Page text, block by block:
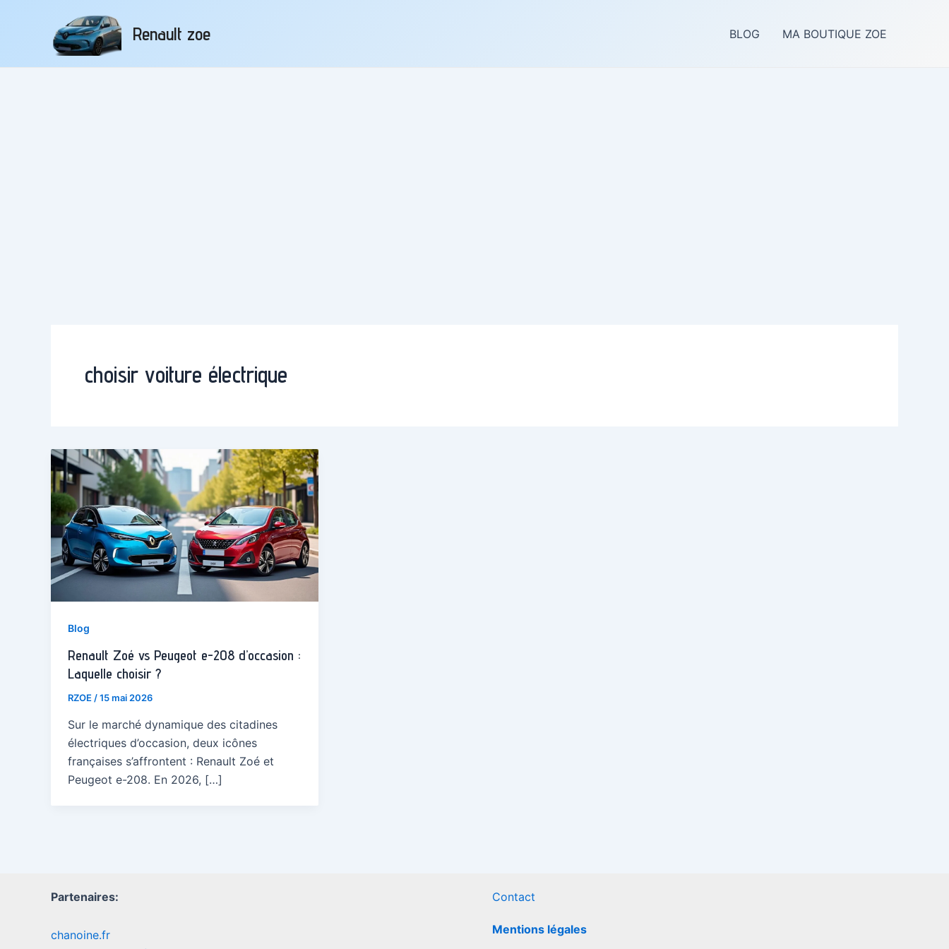
Renault zoe BLOG MA BOUTIQUE ZOE
choisir voiture électrique
Blog
Renault Zoé vs Peugeot e-208 d’occasion :
Laquelle choisir ?
RZOE /15 mai 2026
Sur le marché dynamique des citadines
électriques d’occasion, deux icônes
françaises s’affrontent : Renault Zoé et
Peugeot e-208. En 2026, […]
Partenaires:
chanoine.fr
Contact
Mentions légales